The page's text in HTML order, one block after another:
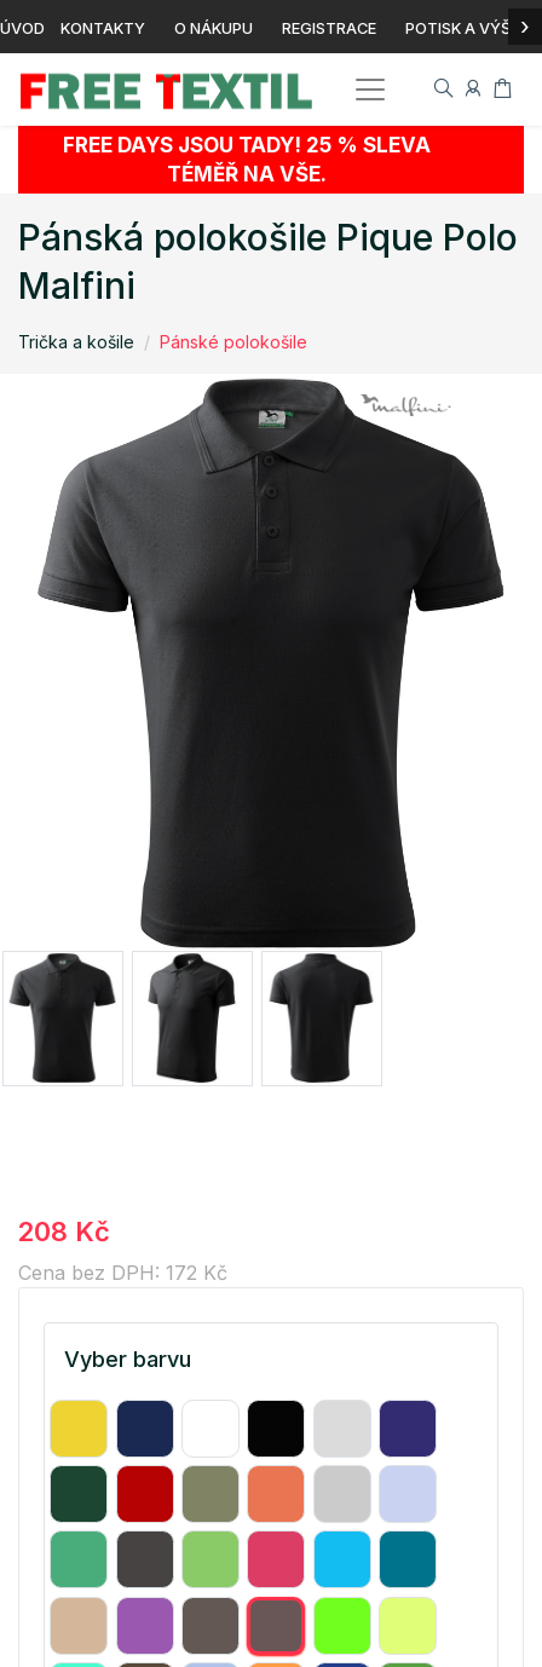
ÚVOD KONTAKTY O NÁKUPU REGISTRACE POTISK A ›
FREE DAYS JSOU TADY! 25 % SLEVA
TÉMĚŘ NA VŠE.
Pánská polokošile Pique Polo
Malfini
Trička a košile Pánské polokošile
208 Kč
Cena bez DPH: 172 Kč
Vyber barvu